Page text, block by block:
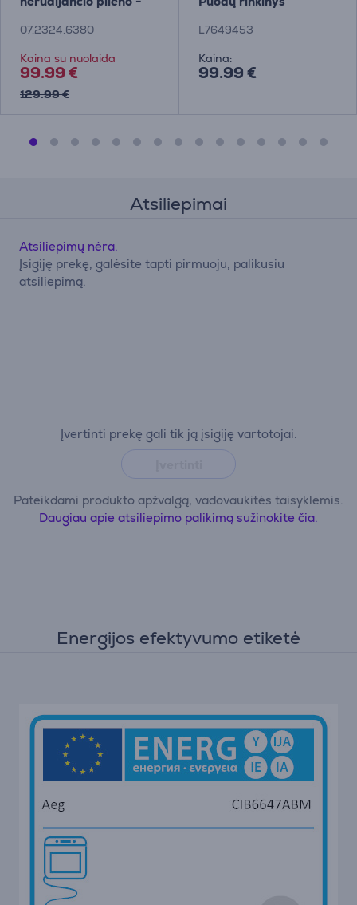
07.2324.6380
Kaina su nuolaida
99.99 €
129.99 €
L7649453
Kaina:
99.99 €
Atsiliepimai
Įvertinti prekę gali tik ją įsigiję vartotojai.
Pateikdami produkto apžvalgą, vadovaukitės taisyklėmis.
Daugiau apie atsiliepimo palikimą sužinokite čia.
Atsiliepimų nėra.
Įsigiję prekę, galėsite tapti pirmuoju, palikusiu
atsiliepimą.
Energijos efektyvumo etiketė